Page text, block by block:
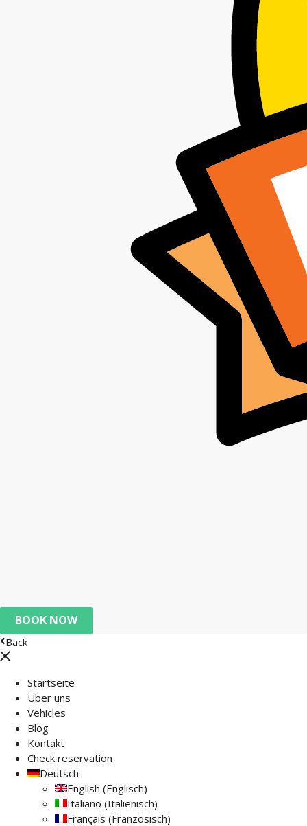
BOOK NOW
Back
Startseite
Über uns
Vehicles
Blog
Kontakt
Check reservation
Deutsch
English (Englisch)
Italiano (Italienisch)
Français (Französisch)